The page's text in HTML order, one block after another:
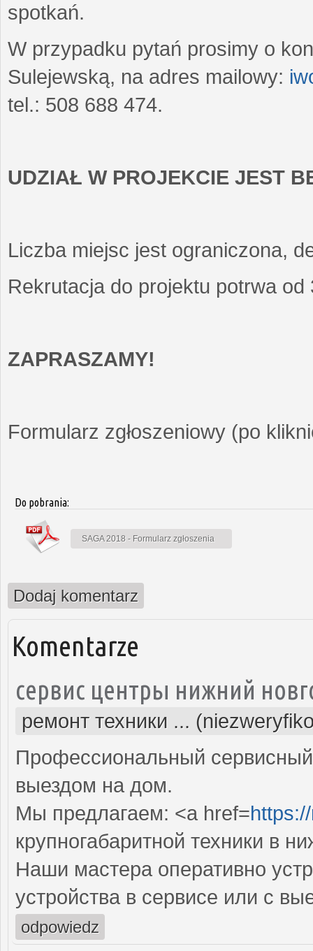
spotkań.
W przypadku pytań prosimy o
Sulejewską, na adres mailowy:
tel.: 508 688 474.
UDZIAŁ W PROJEKCIE JEST
Liczba miejsc jest ograniczona,
Rekrutacja do projektu potrwa
ZAPRASZAMY!
Formularz zgłoszeniowy (po
Do pobrania:
SAGA 2018 - Formularz zgłoszenia
Dodaj komentarz
Komentarze
сервис центры нижний
ремонт техники ...
Профессиональный
выездом на дом.
Мы предлагаем: <a href=
крупногабаритной техники в
Наши мастера оперативно
устройства в сервисе или с
odpowiedz